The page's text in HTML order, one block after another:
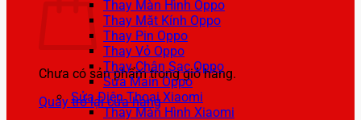
Chưa có sản phẩm trong giỏ hàng.
Quay trở lại cửa hàng
Thay Màn Hình Oppo
Thay Mặt Kính Oppo
Thay Pin Oppo
Thay Vỏ Oppo
Thay Chân Sạc Oppo
Sửa Main Oppo
Sửa Điện Thoại Xiaomi
Thay Màn Hình Xiaomi